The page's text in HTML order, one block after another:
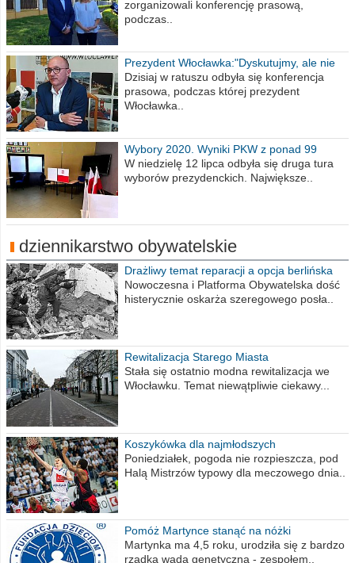
zorganizowali konferencję prasową,
podczas..
Prezydent Włocławka:"Dyskutujmy, ale nie
obrażajmy się”
Dzisiaj w ratuszu odbyła się konferencja
prasowa, podczas której prezydent
Włocławka..
Wybory 2020. Wyniki PKW z ponad 99
procent obwodów
W niedzielę 12 lipca odbyła się druga tura
wyborów prezydenckich. Największe..
dziennikarstwo obywatelskie
Drażliwy temat reparacji a opcja berlińska
Nowoczesna i Platforma Obywatelska dość
histerycznie oskarża szeregowego posła..
Rewitalizacja Starego Miasta
Stała się ostatnio modna rewitalizacja we
Włocławku. Temat niewątpliwie ciekawy...
Koszykówka dla najmłodszych
Poniedziałek, pogoda nie rozpieszcza, pod
Halą Mistrzów typowy dla meczowego dnia..
Pomóż Martynce stanąć na nóżki
Martynka ma 4,5 roku, urodziła się z bardzo
rzadką wadą genetyczną - zespołem..